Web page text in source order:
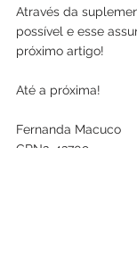
Através da
possível e esse
próximo artigo!
Até a próxima!
Fernanda Macuco
CRN3-43709